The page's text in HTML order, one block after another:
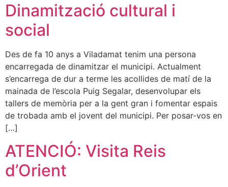
Dinamització cultural i
social
Des de fa 10 anys a Viladamat tenim una persona
encarregada de dinamitzar el municipi. Actualment
s’encarrega de dur a terme les acollides de matí de la
mainada de l’escola Puig Segalar, desenvolupar els
tallers de memòria per a la gent gran i fomentar espais
de trobada amb el jovent del municipi. Per posar-vos en
[…]
ATENCIÓ: Visita Reis
d’Orient